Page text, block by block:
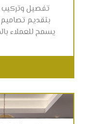
تفصيل وتركيب
بتقديم
يسمح للعملاء